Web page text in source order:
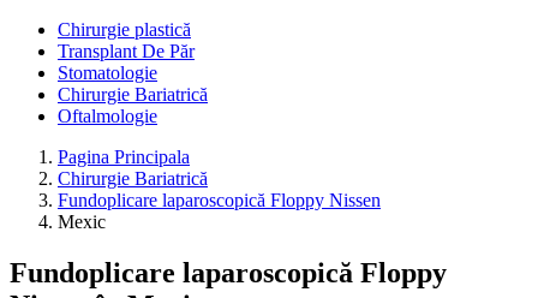
Chirurgie plastică
Transplant De Păr
Stomatologie
Chirurgie Bariatrică
Oftalmologie
Pagina Principala
Chirurgie Bariatrică
Fundoplicare laparoscopică Floppy Nissen
Mexic
Fundoplicare laparoscopică Floppy